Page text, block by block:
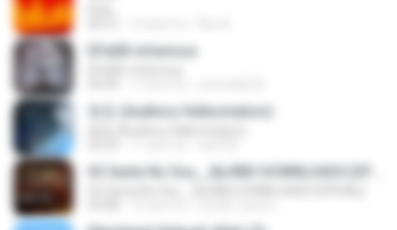
ЕРаЕВ-infamous
환청 (Auditory Hallucination)